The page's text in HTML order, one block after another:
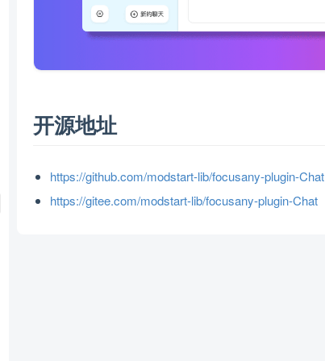
开源地址
https://github.com/modstart-lib/focusany-plugin-Chat
https://gitee.com/modstart-lib/focusany-plugin-Chat